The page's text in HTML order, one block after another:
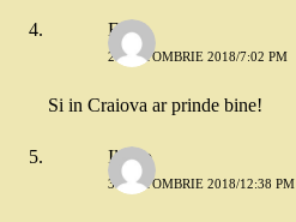
Eli
28 OCTOMBRIE 2018/7:02 PM
Si in Craiova ar prinde bine!
Ildiko
30 OCTOMBRIE 2018/12:38 PM